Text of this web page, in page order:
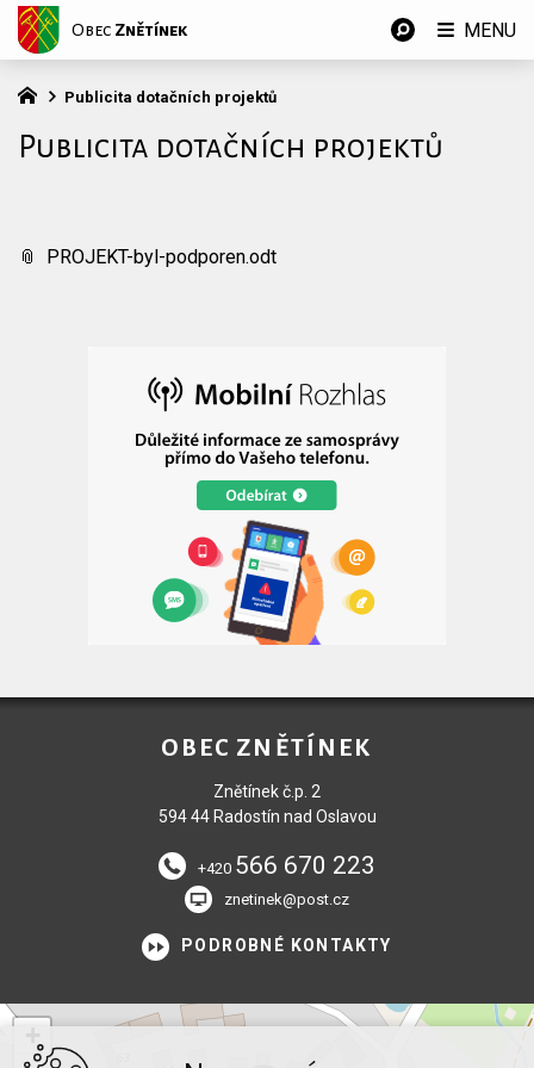
Publicita dotačních projektů
Publicita dotačních projektů
PROJEKT-byl-podporen.odt
OBEC ZNĚTÍNEK
Znětínek č.p. 2
594 44 Radostín nad Oslavou
+420 566 670 223
znetinek@post.cz
PODROBNÉ KONTAKTY
Obec Znětínek MENU